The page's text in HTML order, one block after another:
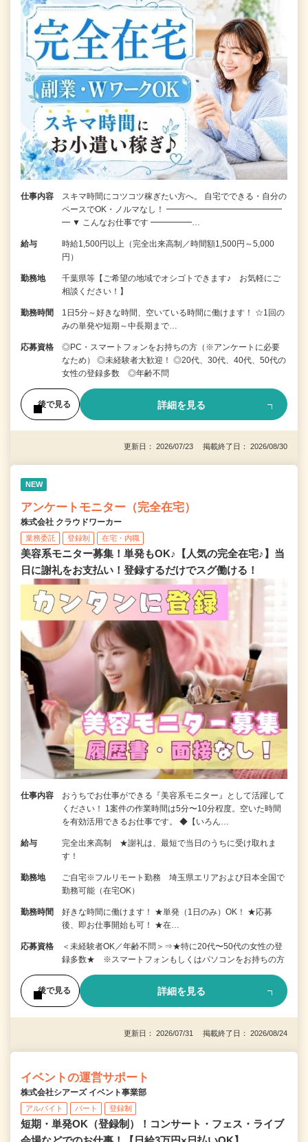
仕事内容
スキマ時間にコツコツ稼ぎたい方へ。 自宅でできる・自分の
ペースでOK・ノルマなし！ ━━━━━━━━━━━━━━
━ ▼ こんなお仕事です ━━━━━…
給与
時給1,500円以上（完全出来高制／時間額1,500円～5,000
円）
勤務地
千葉県等【ご希望の地域でオシゴトできます♪ お気軽にご
相談ください！】
勤務時間
1日5分～好きな時間、空いている時間に働けます！ ☆1回の
みの単発や短期～中長期まで…
応募資格
◎PC・スマートフォンをお持ちの方（※アンケートに必要
なため） ◎未経験者大歓迎！ ◎20代、30代、40代、50代の
女性の登録多数 ◎年齢不問
後で見る 詳細を見る
更新日： 2026/07/23 掲載終了日： 2026/08/30
NEW
アンケートモニター（完全在宅）
株式会社 クラウドワーカー
業務委託 登録制 在宅・内職
美容系モニター募集！単発もOK♪【人気の完全在宅♪】当
日に謝礼をお支払い！登録するだけでスグ働ける！
仕事内容
おうちでお仕事ができる『美容系モニター』として活躍して
ください！ 1案件の作業時間は5分〜10分程度。空いた時間
を有効活用できるお仕事です。 ◆【いろん…
給与
完全出来高制 ★謝礼は、最短で当日のうちに受け取れま
す！
勤務地
ご自宅※フルリモート勤務 埼玉県エリアおよび日本全国で
勤務可能（在宅OK）
勤務時間
好きな時間に働けます！ ★単発（1日のみ）OK！ ★応募
後、即お仕事開始も可！ ★在…
応募資格
＜未経験者OK／年齢不問＞⇒★特に20代〜50代の女性の登
録多数★ ※スマートフォンもしくはパソコンをお持ちの方
後で見る 詳細を見る
更新日： 2026/07/31 掲載終了日： 2026/08/24
イベントの運営サポート
株式会社シアーズ イベント事業部
アルバイト パート 登録制
短期・単発OK（登録制）！コンサート・フェス・ライブ